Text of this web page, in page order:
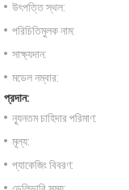
উৎপত্তি স্থল:
পরিচিতিমুলক নাম:
সাক্ষ্যদান:
মডেল নম্বার:
প্রদান:
ন্যূনতম চাহিদার পরিমাণ:
মূল্য:
প্যাকেজিং বিবরণ: